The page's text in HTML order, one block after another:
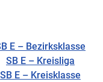
E – Bezirksklasse
SB E – Kreisliga
SB E – Kreisklasse